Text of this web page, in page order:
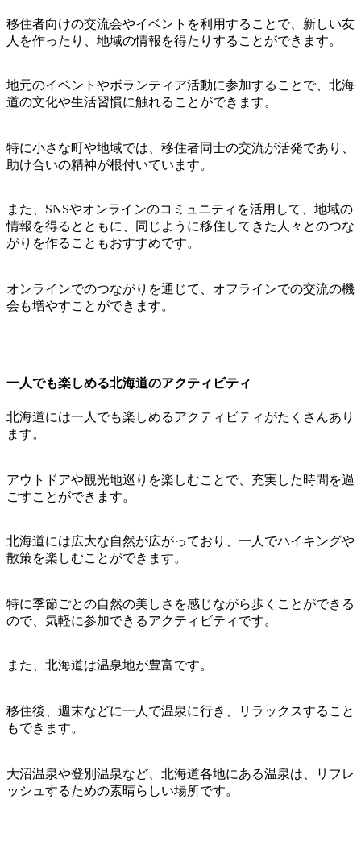
移住者向けの交流会やイベントを利用することで、新しい友
人を作ったり、地域の情報を得たりすることができます。
地元のイベントやボランティア活動に参加することで、北海
道の文化や生活習慣に触れることができます。
特に小さな町や地域では、移住者同士の交流が活発であり、
助け合いの精神が根付いています。
また、SNSやオンラインのコミュニティを活用して、地域の
情報を得るとともに、同じように移住してきた人々とのつな
がりを作ることもおすすめです。
オンラインでのつながりを通じて、オフラインでの交流の機
会も増やすことができます。
一人でも楽しめる北海道のアクティビティ
北海道には一人でも楽しめるアクティビティがたくさんあり
ます。
アウトドアや観光地巡りを楽しむことで、充実した時間を過
ごすことができます。
北海道には広大な自然が広がっており、一人でハイキングや
散策を楽しむことができます。
特に季節ごとの自然の美しさを感じながら歩くことができる
ので、気軽に参加できるアクティビティです。
また、北海道は温泉地が豊富です。
移住後、週末などに一人で温泉に行き、リラックスすること
もできます。
大沼温泉や登別温泉など、北海道各地にある温泉は、リフレ
ッシュするための素晴らしい場所です。